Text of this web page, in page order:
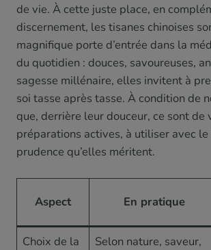
de vie. À cette juste place, en
discernement, les tisanes chinoises
magnifique porte d’entrée dans la
du quotidien : douces, savoureuses,
sagesse millénaire, elles invitent à
soi tasse après tasse. À condition de
que, derrière leur douceur, ce sont de
préparations actives, à utiliser avec
prudence qu’elles méritent.
Aspect En pratique
Choix de la
Selon nature, saveur,